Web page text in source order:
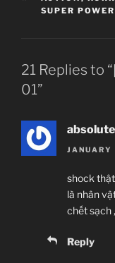
SUPER POWER
21 Replies to
01”
shock
là nhân
chết sạch
Reply